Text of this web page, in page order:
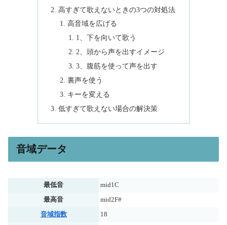
高すぎて歌えないときの3つの対処法
高音域を広げる
1、下を向いて歌う
2、頭から声を出すイメージ
3、腹筋を使って声を出す
裏声を使う
キーを変える
低すぎて歌えない場合の解決策
音域データ
最低音 mid1C
最高音 mid2F#
音域指数 18